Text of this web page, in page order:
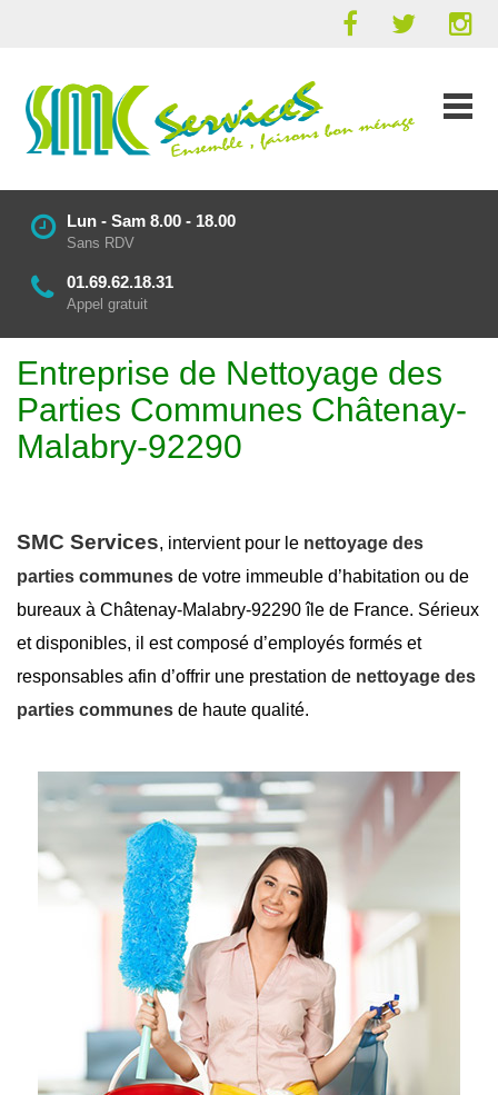
Lun - Sam 8.00 - 18.00
Sans RDV
01.69.62.18.31
Appel gratuit
Entreprise de Nettoyage des
Parties Communes Châtenay-
Malabry-92290
SMC Services, intervient pour le nettoyage des
parties communes de votre immeuble d’habitation ou de
bureaux à Châtenay-Malabry-92290 île de France. Sérieux
et disponibles, il est composé d’employés formés et
responsables afin d’offrir une prestation de nettoyage des
parties communes de haute qualité.